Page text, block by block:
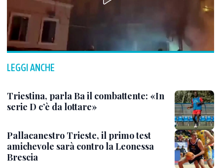
LEGGI ANCHE
Triestina, parla Ba il combattente: «In
serie D c’è da lottare»
Pallacanestro Trieste, il primo test
amichevole sarà contro la Leonessa
Brescia